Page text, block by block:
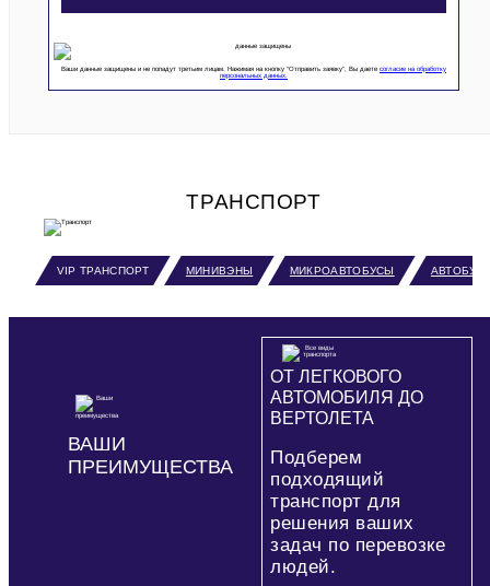
Ваши данные защищены и не попадут третьим лицам. Нажимая на кнопку “Отправить заявку”, Вы даете согласие на обработку
персональных данных.
ТРАНСПОРТ
VIP ТРАНСПОРТ МИНИВЭНЫ МИКРОАВТОБУСЫ
ВАШИ
ПРЕИМУЩЕСТВА
ОТ ЛЕГКОВОГО
АВТОМОБИЛЯ ДО
ВЕРТОЛЕТА
Подберем
подходящий
транспорт для
решения ваших
задач по перевозке
людей.